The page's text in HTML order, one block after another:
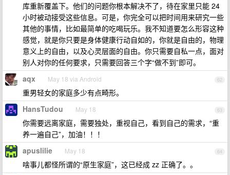
库重新覆盖下。他们的问题你根本解决不了，待在家里只能 24
小时被动接受这些信息。可是，你完全可以把时间用来研究一些
其他的事情，比如最简单的吃喝玩乐。我不知道要怎么形容这种
感觉，就是你只要是身体健康行动自如的，你就是自由的，物理
意义上的自由，以及心灵层面的自由。你只需要自私一点，面对
别人对你的任何要求，只需要回答三个字“做不到”即可。
62
aqx May 18 via Android
重男轻女的家庭多少有点畸形。
63
HansTudou May 18
你需要远离家庭，需要独处，重视自己，看到自己的需求，“重
养一遍自己”，加油！！！
64
apuslilie May 18
啥事儿都怪所谓的“原生家庭”，这已经成 zz 正确了。。